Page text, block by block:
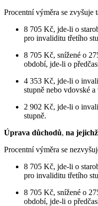
Procentní výměra se zvyšuje
8 705 Kč, jde-li o
pro invaliditu třetího
8 705 Kč, snížené o
období, jde-li o
4 353 Kč, jde-li o
stupně nebo vdovské
2 902 Kč, jde-li o
stupně.
Úprava důchodů, na
Procentní výměra se
8 705 Kč, jde-li o
pro invaliditu třetího
8 705 Kč, snížené o
období, jde-li o